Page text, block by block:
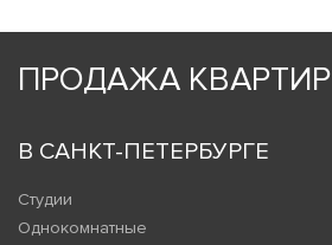
ПРОДАЖА КВАРТИР
В САНКТ-ПЕТЕРБУРГЕ
Студии
Однокомнатные